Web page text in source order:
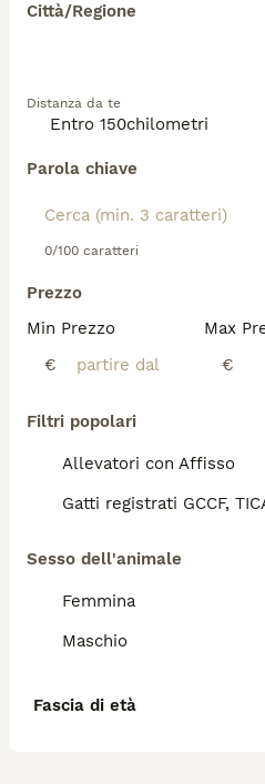
Città/Regione
Distanza da te
Parola chiave
0/100 caratteri
Prezzo
Min Prezzo
€
Max
€
Filtri popolari
Allevatori con Affisso
Gatti registrati GCCF,
Sesso dell'animale
Femmina
Maschio
Fascia di età